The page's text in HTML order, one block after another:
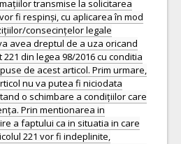
transmise la solicitarea
fi respinși, cu aplicarea în mod
consecințelor legale
avea dreptul de a uza oricand
din legea 98/2016 cu conditia
de acest articol. Prim urmare,
nu va putea fi niciodata
o schimbare a condițiilor care
Prin mentionarea in
a faptului ca in situatia in care
221 vor fi indeplinite,